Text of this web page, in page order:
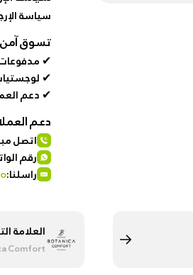
%50
for
hanar
Up
to
40 %
OFF
سياسة
تسوق آمن
✔
✔
✔ دعم
دعم العملاء
اتصل
رقم
راسلنا:
العلامة
Comfort